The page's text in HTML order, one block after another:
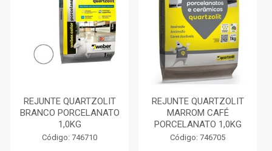
REJUNTE QUARTZOLIT
BRANCO PORCELANATO
1,0KG
Código: 746710
REJUNTE QUARTZOLIT
MARROM CAFÉ
PORCELANATO 1,0KG
Código: 746705